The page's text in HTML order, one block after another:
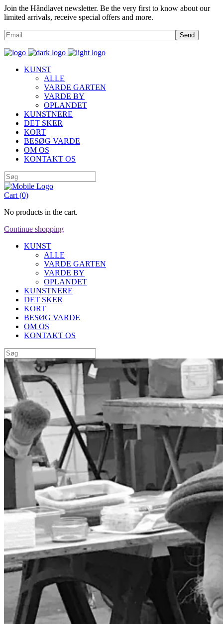
Join the Håndlavet newsletter. Be the very first to know about our
limited arrivals, receive special offers and more.
Send
KUNST
ALLE
VARDE GARTEN
VARDE BY
OPLANDET
KUNSTNERE
DET SKER
KORT
BESØG VARDE
OM OS
KONTAKT OS
Cart (0)
No products in the cart.
Continue shopping
KUNST
ALLE
VARDE GARTEN
VARDE BY
OPLANDET
KUNSTNERE
DET SKER
KORT
BESØG VARDE
OM OS
KONTAKT OS